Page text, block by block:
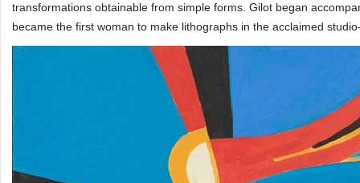
transformations obtainable from simple forms. Gilot began
became the first woman to make lithographs in the acclaimed